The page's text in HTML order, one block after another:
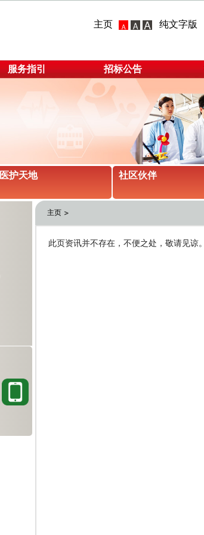
主页 纯文字版
服务指引 招标公告
医护天地 社区伙伴
主页